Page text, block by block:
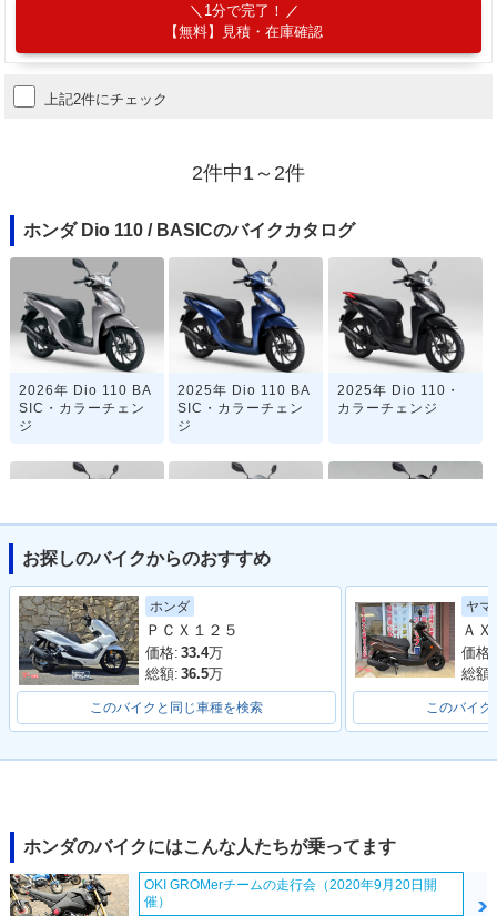
1分で完了！
【無料】見積・在庫確認
上記2件にチェック
2件中1～2件
ホンダ Dio 110 / BASICのバイクカタログ
2026年 Dio 110 BA
SIC・カラーチェン
ジ
2025年 Dio 110 BA
SIC・カラーチェン
ジ
2025年 Dio 110・
カラーチェンジ
2023年 Dio 110 BA
SIC・新登場
2023年 Dio 110・
マイナーチェンジ
カラーチェンジ
お探しのバイクからのおすすめ
ホンダ
ＰＣＸ１２５
価格: 33.4万
総額: 36.5万
このバイクと同じ車種を検索
ヤマ
価格:
総額:
このバイク
ホンダのバイクにはこんな人たちが乗ってます
OKI GROMerチームの走行会（2020年9月20日開
催）